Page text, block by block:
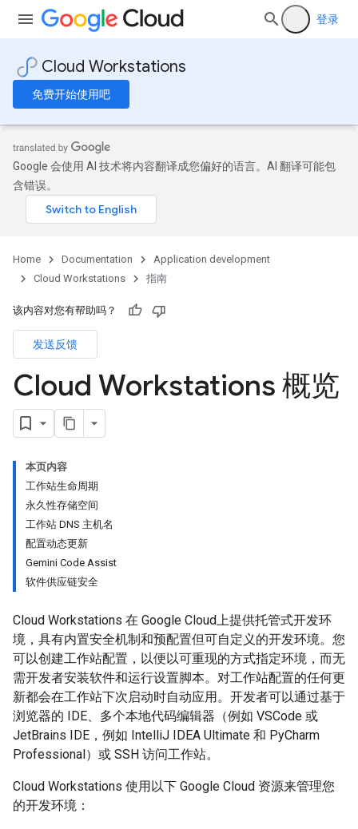
登录
Cloud Workstations
免费开始使用吧
Google 会使用 AI 技术将内容翻译成您偏好的语言。AI 翻译可能包
含错误。
Home Documentation
Application development
Cloud Workstations
指南
该内容对您有帮助吗？
发送反馈
Cloud Workstations 概览
本页内容
工作站生命周期
永久性存储空间
工作站 DNS 主机名
配置动态更新
Gemini Code Assist
软件供应链安全
Cloud Workstations 在 Google Cloud上提供托管式开发环
境，具有内置安全机制和预配置但可自定义的开发环境。您
可以创建工作站配置，以便以可重现的方式指定环境，而无
需开发者安装软件和运行设置脚本。对工作站配置的任何更
新都会在工作站下次启动时自动应用。开发者可以通过基于
浏览器的 IDE、多个本地代码编辑器（例如 VSCode 或
JetBrains IDE，例如 IntelliJ IDEA Ultimate 和 PyCharm
Professional）或 SSH 访问工作站。
Cloud Workstations 使用以下 Google Cloud 资源来管理您
的开发环境：